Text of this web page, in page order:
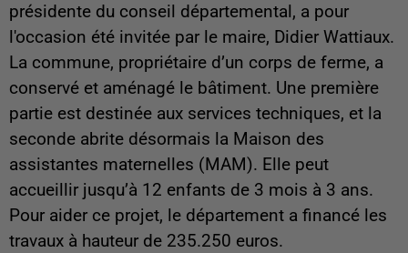
présidente du conseil départemental, a pour
l'occasion été invitée par le maire, Didier Wattiaux.
La commune, propriétaire d’un corps de ferme, a
conservé et aménagé le bâtiment. Une première
partie est destinée aux services techniques, et la
seconde abrite désormais la Maison des
assistantes maternelles (MAM). Elle peut
accueillir jusqu’à 12 enfants de 3 mois à 3 ans.
Pour aider ce projet, le département a financé les
travaux à hauteur de 235.250 euros.